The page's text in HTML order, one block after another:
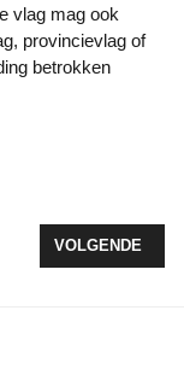
vlag mag ook
provincievlag of
betrokken
WINNAARS
VOLGENDE
VOLGENDE